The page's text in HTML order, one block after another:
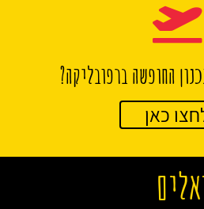
החופשה ברפובליקה?
כאן